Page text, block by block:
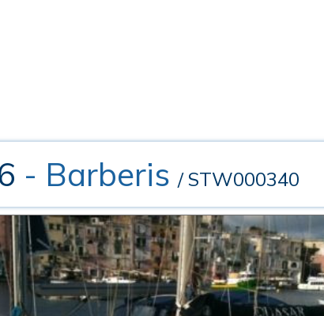
- Barberis / STW000340